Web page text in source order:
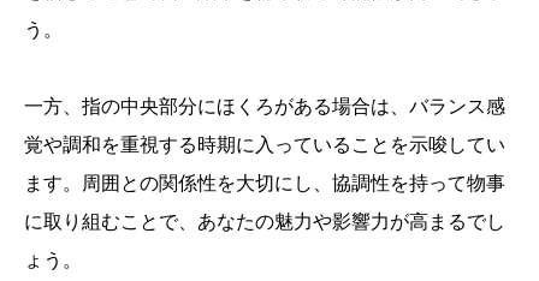
う。
一方、指の中央部分にほくろがある場合は、バランス感
覚や調和を重視する時期に入っていることを示唆してい
ます。周囲との関係性を大切にし、協調性を持って物事
に取り組むことで、あなたの魅力や影響力が高まるでし
ょう。